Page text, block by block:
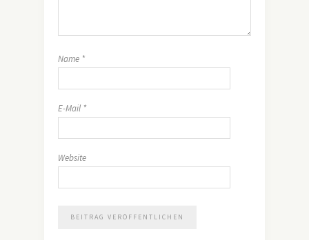
Name *
E-Mail *
Website